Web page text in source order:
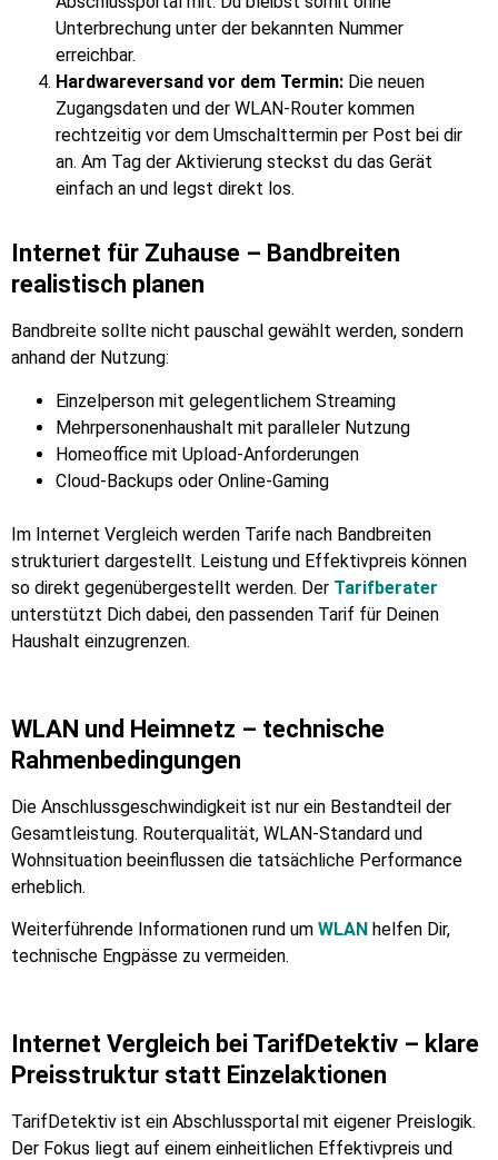
Unterbrechung unter der bekannten Nummer
erreichbar.
Hardwareversand vor dem Termin: Die neuen
Zugangsdaten und der WLAN-Router kommen
rechtzeitig vor dem Umschalttermin per Post bei dir
an. Am Tag der Aktivierung steckst du das Gerät
einfach an und legst direkt los.
Internet für Zuhause – Bandbreiten
realistisch planen
Bandbreite sollte nicht pauschal gewählt werden, sondern
anhand der Nutzung:
Einzelperson mit gelegentlichem Streaming
Mehrpersonenhaushalt mit paralleler Nutzung
Homeoffice mit Upload-Anforderungen
Cloud-Backups oder Online-Gaming
Im Internet Vergleich werden Tarife nach Bandbreiten
strukturiert dargestellt. Leistung und Effektivpreis können
so direkt gegenübergestellt werden. Der Tarifberater
unterstützt Dich dabei, den passenden Tarif für Deinen
Haushalt einzugrenzen.
WLAN und Heimnetz – technische
Rahmenbedingungen
Die Anschlussgeschwindigkeit ist nur ein Bestandteil der
Gesamtleistung. Routerqualität, WLAN-Standard und
Wohnsituation beeinflussen die tatsächliche Performance
erheblich.
Weiterführende Informationen rund um WLAN helfen Dir,
technische Engpässe zu vermeiden.
Internet Vergleich bei TarifDetektiv – klare
Preisstruktur statt Einzelaktionen
TarifDetektiv ist ein Abschlussportal mit eigener Preislogik.
Der Fokus liegt auf einem einheitlichen Effektivpreis und